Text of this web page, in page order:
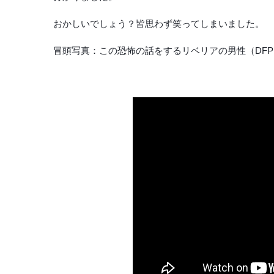
おかしいでしょう？皆思わず笑ってしまいました。
冒頭写真：この恐怖の話をするリベリアの男性（DFP